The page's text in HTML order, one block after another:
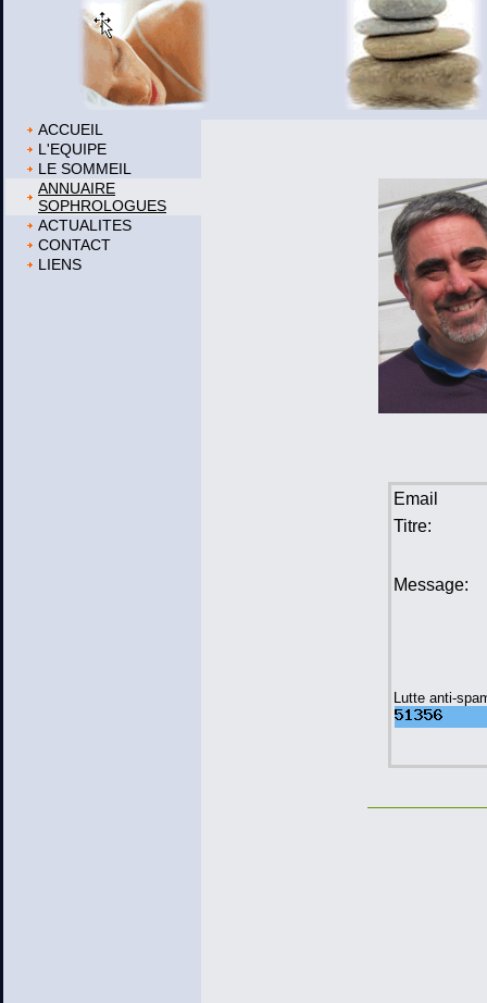
ACCUEIL
L'EQUIPE
LE SOMMEIL
ANNUAIRE
SOPHROLOGUES
ACTUALITES
CONTACT
LIENS
Email
Titre:
Message:
Lutte anti-